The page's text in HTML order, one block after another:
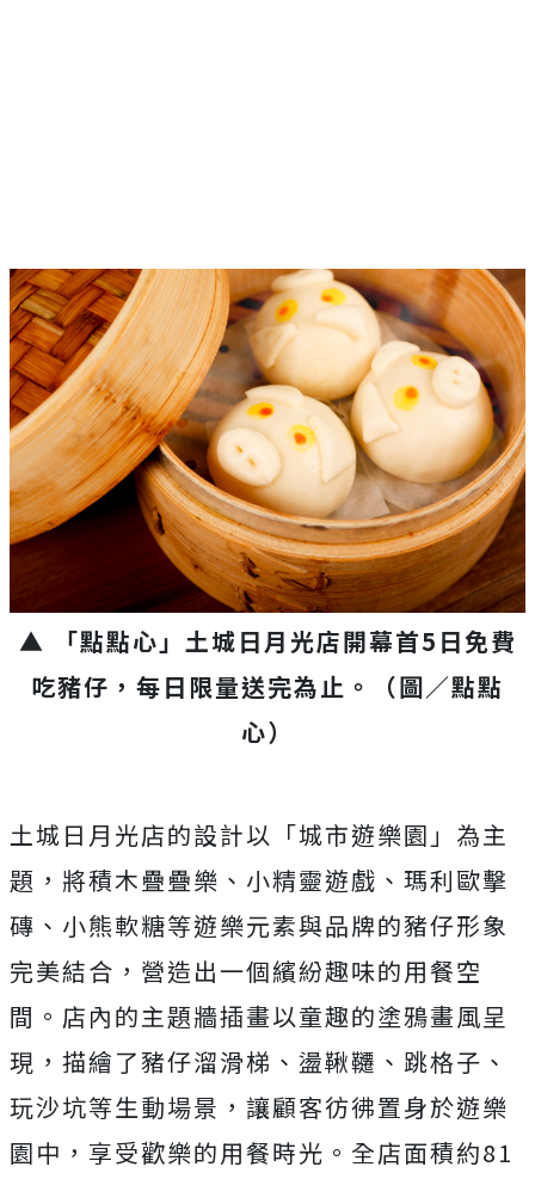
▲ 「點點心」土城日月光店開幕首5日免費
吃豬仔，每日限量送完為止。
（圖／點點
心）
土城日月光店的設計以「城市遊樂園」為主
題，將積木疊疊樂、小精靈遊戲、瑪利歐擊
磚、小熊軟糖等遊樂元素與品牌的豬仔形象
完美結合，營造出一個繽紛趣味的用餐空
間。店內的主題牆插畫以童趣的塗鴉畫風呈
現，描繪了豬仔溜滑梯、盪鞦韆、跳格子、
玩沙坑等生動場景，讓顧客彷彿置身於遊樂
園中，享受歡樂的用餐時光。全店面積約81